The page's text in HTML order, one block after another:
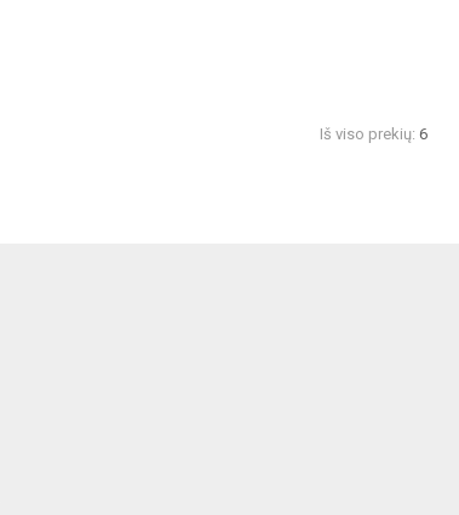
Iš viso prekių: 6